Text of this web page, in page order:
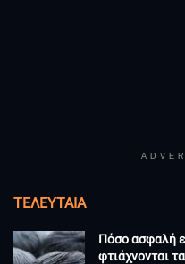
ΤΕΛΕΥΤΑΊΑ
Πόσο ασφαλή
φτιάχνονται